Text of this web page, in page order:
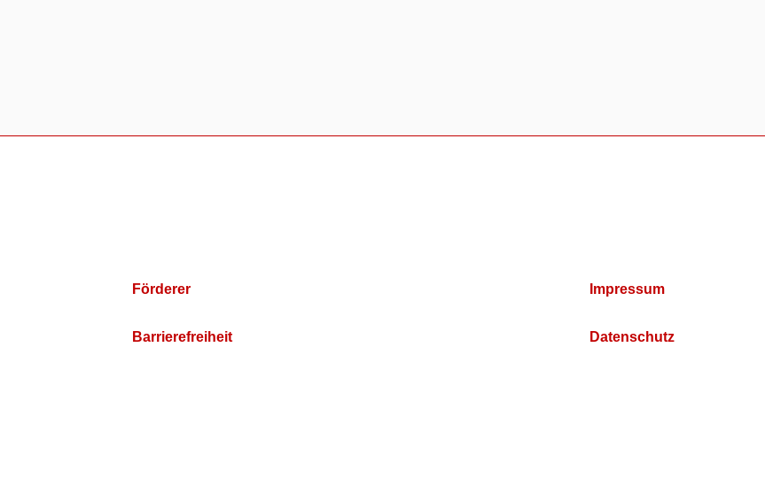
Förderer
Barrierefreiheit
Impressum
Datenschutz